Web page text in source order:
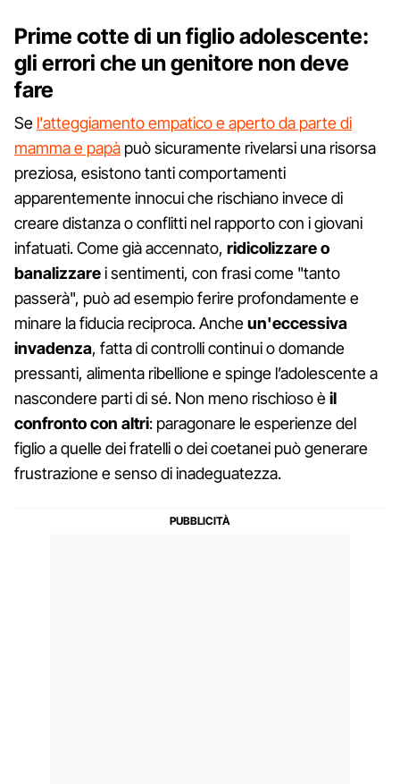
Prime cotte di un figlio adolescente:
gli errori che un genitore non deve
fare
Se l'atteggiamento empatico e aperto da parte di
mamma e papà può sicuramente rivelarsi una risorsa
preziosa, esistono tanti comportamenti
apparentemente innocui che rischiano invece di
creare distanza o conflitti nel rapporto con i giovani
infatuati. Come già accennato, ridicolizzare o
banalizzarei sentimenti, con frasi come "tanto
passerà", può ad esempio ferire profondamente e
minare la fiducia reciproca. Ancheun'eccessiva
invadenza, fatta di controlli continui o domande
pressanti, alimenta ribellione e spinge l’adolescente a
nascondere parti di sé. Non meno rischioso èil
confronto con altri: paragonare le esperienze del
figlio a quelle dei fratelli o dei coetanei può generare
frustrazione e senso di inadeguatezza.